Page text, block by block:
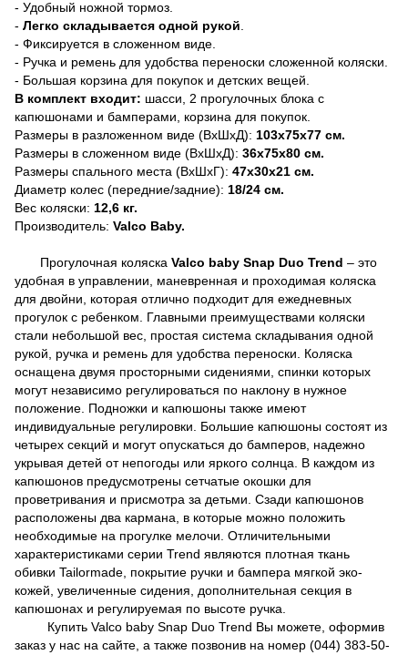
- Удобный ножной тормоз.
- Легко складывается одной рукой
- Фиксируется в сложенном виде.
- Ручка и ремень для удобства переноски сложенной коляски.
- Большая корзина для покупок и детских вещей.
В комплект входит: шасси,
2 прогулочных блока с
капюшонами и бамперами, корзина для покупок.
Размеры в разложенном виде (ВхШхД): 103x75х77 см.
Размеры в сложенном виде (ВхШхД): 36x75х80 см.
Размеры спального места (ВхШхГ): 47х30х21 см.
Диаметр колес (передние/задние): 18/24 см.
Вес коляски: 12,6 кг.
Производитель: Valco Baby.
Прогулочная коляска Valco baby Snap Duo Trend – это
удобная в управлении, маневренная и проходимая коляска
для двойни, которая отлично подходит для ежедневных
прогулок с ребенком. Главными преимуществами коляски
стали небольшой вес, простая система складывания одной
рукой, ручка и ремень для удобства переноски. Коляска
оснащена двумя просторными сидениями, спинки которых
могут независимо регулироваться по наклону в нужное
положение. Подножки и капюшоны также имеют
индивидуальные регулировки. Большие капюшоны состоят из
четырех секций и могут опускаться до бамперов, надежно
укрывая детей от непогоды или яркого солнца. В каждом из
капюшонов предусмотрены сетчатые окошки для
проветривания и присмотра за детьми. Сзади капюшонов
расположены два кармана, в которые можно положить
необходимые на прогулке мелочи. Отличительными
характеристиками серии Trend являются плотная ткань
обивки Tailormade, покрытие ручки и бампера мягкой эко-
кожей, увеличенные сидения, дополнительная секция в
капюшонах и регулируемая по высоте ручка.
Купить Valco baby Snap Duo Trend Вы можете, оформив
заказ у нас на сайте, а также позвонив на номер (044) 383-50-